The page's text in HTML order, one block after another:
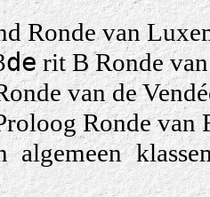
Ronde van
derit B Ronde
van de
Ronde van